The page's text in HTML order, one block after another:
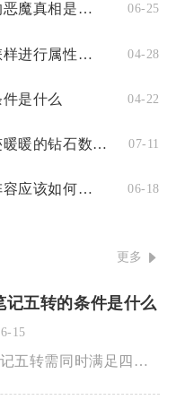
鬼泣巅峰之战所揭示的恶魔真相是什么 06-25
新盗墓笔记淘沙转职怎样进行属性调整 04-28
是什么 04-22
怎样才能迅速积攒奇迹暖暖的钻石数量 07-11
少年三国志最强蜀国阵容应该如何选择装备 06-18
更多
记五转的条件是什么
15
新盗墓笔记五转需同时满足四大核心条件：角色达到4转500级、...